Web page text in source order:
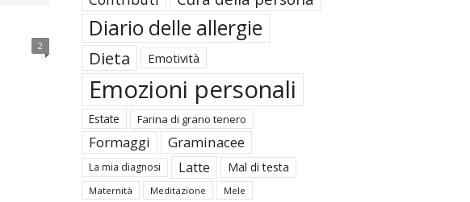
2
Diario delle allergie
Dieta Emotività
Emozioni personali
Estate Farina di grano tenero
Formaggi Graminacee
La mia diagnosi Latte Mal di testa
Maternità Meditazione Mele